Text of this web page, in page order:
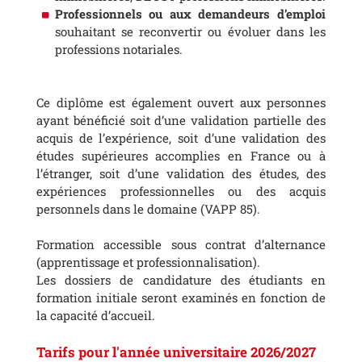
Professionnels ou aux demandeurs d’emploi
souhaitant se reconvertir ou évoluer dans les
professions notariales.
Ce diplôme est également ouvert aux personnes
ayant bénéficié soit d’une validation partielle des
acquis de l’expérience, soit d’une validation des
études supérieures accomplies en France ou à
l’étranger, soit d’une validation des études, des
expériences professionnelles ou des acquis
personnels dans le domaine (VAPP 85).
Formation accessible sous contrat d’alternance
(apprentissage et professionnalisation).
Les dossiers de candidature des étudiants en
formation initiale seront examinés en fonction de
la capacité d’accueil.
Tarifs pour l'année universitaire 2026/2027